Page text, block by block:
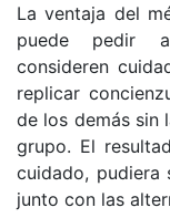
La ventaja del
puede pedir
consideren
replicar
de los demás sin
grupo. El
cuidado, pudiera
junto con las